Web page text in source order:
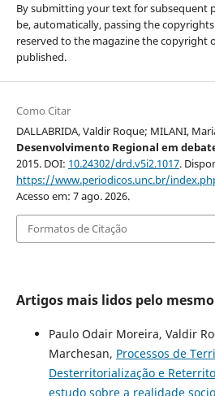
By submitting your text for subsequent
be, automatically, passing the
reserved to the magazine the copyright
published.
Como Citar
DALLABRIDA, Valdir Roque; MILANI,
Desenvolvimento Regional em
2015. DOI: 10.24302/drd.v5i2.1017.
https://www.periodicos.unc.br/
Acesso em: 7 ago. 2026.
Formatos de Citação
Artigos mais lidos pelo
Paulo Odair Moreira, Valdir
Marchesan, Processos de
Desterritorialização e
estudo sobre a realidade